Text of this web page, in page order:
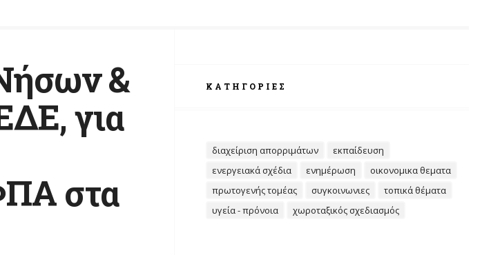
&
για
στα
ΚΑΤΗΓΟΡΊΕΣ
διαχείριση απορριμάτων
εκπαίδευση
ενεργειακά σχέδια
ενημέρωση
οικονομικα θεματα
πρωτογενής τομέας
συγκοινωνιες
τοπικά θέματα
υγεία - πρόνοια
χωροταξικός σχεδιασμός